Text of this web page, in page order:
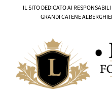
IL SITO DEDICATO AI
GRANDI CATENE